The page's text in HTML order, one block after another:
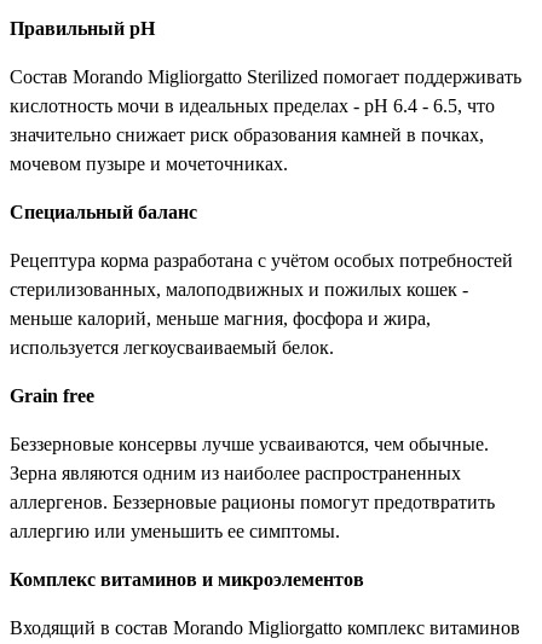
Правильный рН
Состав Morando Migliorgatto Sterilized помогает поддерживать
кислотность мочи в идеальных пределах - рН 6.4 - 6.5, что
значительно снижает риск образования камней в почках,
мочевом пузыре и мочеточниках.
Специальный баланс
Рецептура корма разработана с учётом особых потребностей
стерилизованных, малоподвижных и пожилых кошек -
меньше калорий, меньше магния, фосфора и жира,
используется легкоусваиваемый белок.
Grain free
Беззерновые консервы лучше усваиваются, чем обычные.
Зерна являются одним из наиболее распространенных
аллергенов. Беззерновые рационы помогут предотвратить
аллергию или уменьшить ее симптомы.
Комплекс витаминов и микроэлементов
Входящий в состав Morando Migliorgatto комплекс витаминов